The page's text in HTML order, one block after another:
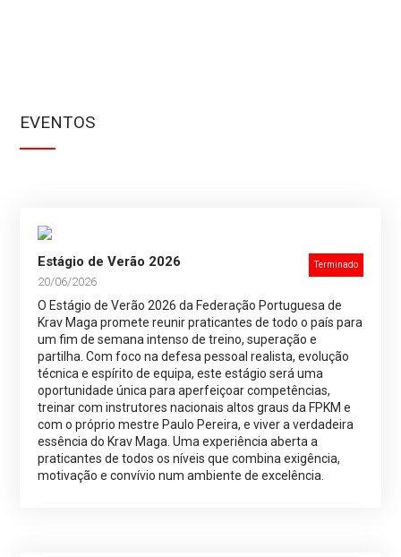
EVENTOS
Terminado
Estágio de Verão 2026
20/06/2026
O Estágio de Verão 2026 da Federação Portuguesa de
Krav Maga promete reunir praticantes de todo o país para
um fim de semana intenso de treino, superação e
partilha. Com foco na defesa pessoal realista, evolução
técnica e espírito de equipa, este estágio será uma
oportunidade única para aperfeiçoar competências,
treinar com instrutores nacionais altos graus da FPKM e
com o próprio mestre Paulo Pereira, e viver a verdadeira
essência do Krav Maga. Uma experiência aberta a
praticantes de todos os níveis que combina exigência,
motivação e convívio num ambiente de excelência.